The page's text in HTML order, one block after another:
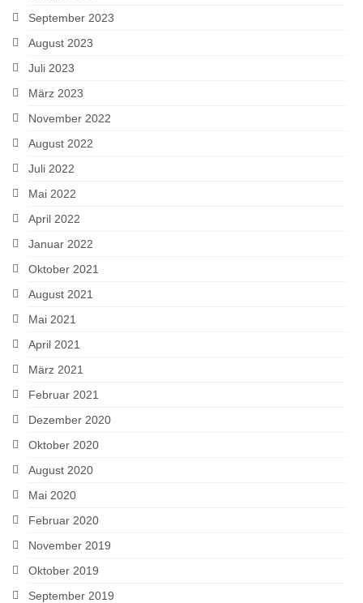
September 2023
August 2023
Juli 2023
März 2023
November 2022
August 2022
Juli 2022
Mai 2022
April 2022
Januar 2022
Oktober 2021
August 2021
Mai 2021
April 2021
März 2021
Februar 2021
Dezember 2020
Oktober 2020
August 2020
Mai 2020
Februar 2020
November 2019
Oktober 2019
September 2019